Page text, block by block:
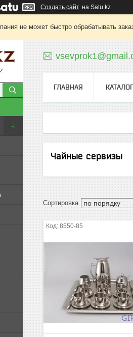
Создать сайт на Satu.kz
не может быстро обрабатывать
ГЛАВНАЯ КАТАЛОГ
Чайные сервизы
8550-85